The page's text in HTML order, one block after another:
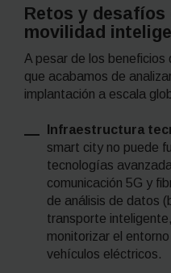
Retos y desafíos
movilidad
A pesar de los beneficios
que acabamos de
implantación a escala
Infraestructura
smart city no puede
tecnologías
comunicación 5G y
de análisis de datos (
transporte
monitorizar el
vehículos eléctricos.